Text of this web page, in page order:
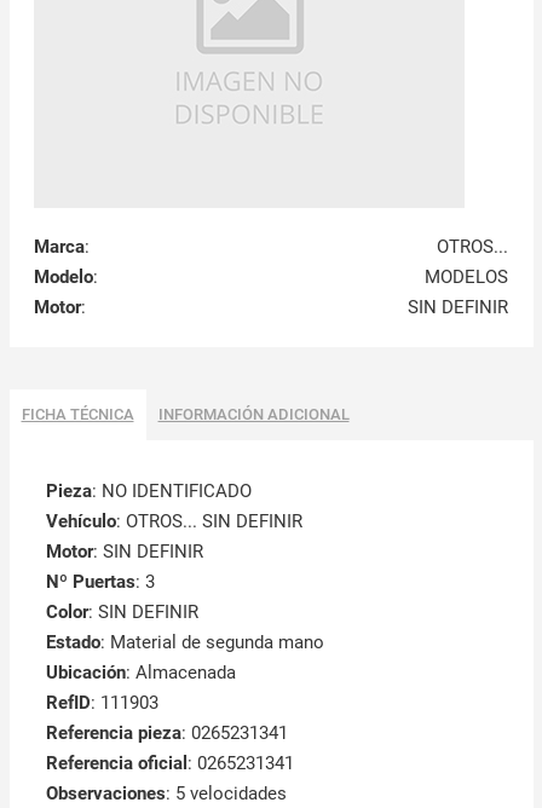
Marca:
OTROS...
Modelo:
MODELOS
Motor: SIN DEFINIR
FICHA TÉCNICA INFORMACIÓN ADICIONAL
Pieza: NO IDENTIFICADO
Vehículo: OTROS... SIN DEFINIR
Motor: SIN DEFINIR
Nº Puertas: 3
Color: SIN DEFINIR
Estado: Material de segunda mano
Ubicación: Almacenada
RefID: 111903
Referencia pieza: 0265231341
Referencia oficial : 0265231341
Observaciones: 5 velocidades